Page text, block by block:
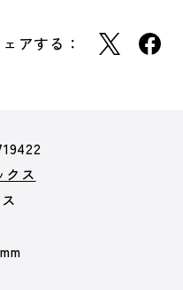
アする：
クス